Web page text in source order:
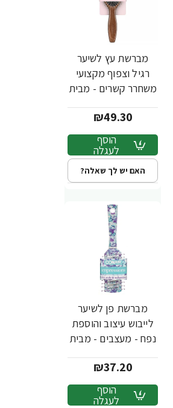
מברשת עץ לשיער
רגיל וצפוף מקצועי
משחרר קשרים - מבית
₪49.30
הוסף
לעגלה
האם יש לך שאלה?
מברשת פן לשיער
לייבוש עיצוב והוספת
נפח - מעצבים - מבית
₪37.20
הוסף
לעגלה